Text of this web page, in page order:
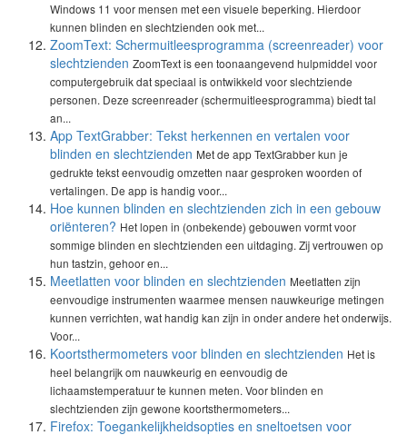
Windows 11 voor mensen met een visuele beperking. Hierdoor
kunnen blinden en slechtzienden ook met...
ZoomText: Schermuitleesprogramma (screenreader) voor
slechtzienden ZoomText is een toonaangevend hulpmiddel voor
computergebruik dat speciaal is ontwikkeld voor slechtziende
personen. Deze screenreader (schermuitleesprogramma) biedt tal
an...
App TextGrabber: Tekst herkennen en vertalen voor
blinden en slechtzienden Met de app TextGrabber kun je
gedrukte tekst eenvoudig omzetten naar gesproken woorden of
vertalingen. De app is handig voor...
Hoe kunnen blinden en slechtzienden zich in een gebouw
oriënteren? Het lopen in (onbekende) gebouwen vormt voor
sommige blinden en slechtzienden een uitdaging. Zij vertrouwen op
hun tastzin, gehoor en...
Meetlatten voor blinden en slechtzienden Meetlatten zijn
eenvoudige instrumenten waarmee mensen nauwkeurige metingen
kunnen verrichten, wat handig kan zijn in onder andere het onderwijs.
Voor...
Koortsthermometers voor blinden en slechtzienden Het is
heel belangrijk om nauwkeurig en eenvoudig de
lichaamstemperatuur te kunnen meten. Voor blinden en
slechtzienden zijn gewone koortsthermometers...
Firefox: Toegankelijkheidsopties en sneltoetsen voor